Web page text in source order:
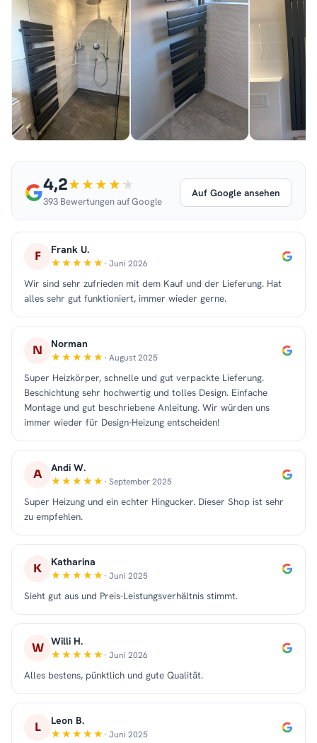
4,2
393 Bewertungen auf Google
Auf Google ansehen
F Frank U.
· Juni 2026
Wir sind sehr zufrieden mit dem Kauf und der Lieferung. Hat
alles sehr gut funktioniert, immer wieder gerne.
N Norman
· August 2025
Super Heizkörper, schnelle und gut verpackte Lieferung.
Beschichtung sehr hochwertig und tolles Design. Einfache
Montage und gut beschriebene Anleitung. Wir würden uns
immer wieder für Design-Heizung entscheiden!
A Andi W.
· September 2025
Super Heizung und ein echter Hingucker. Dieser Shop ist sehr
zu empfehlen.
K Katharina
· Juni 2025
Sieht gut aus und Preis-Leistungsverhältnis stimmt.
W Willi H.
· Juni 2026
Alles bestens, pünktlich und gute Qualität.
L Leon B.
· Juni 2025